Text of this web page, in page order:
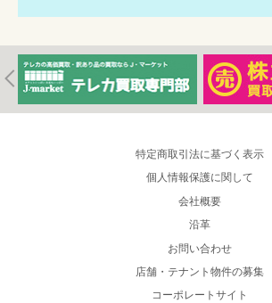
特定商取引法に基づく表示
個人情報保護に関して
会社概要
沿革
お問い合わせ
店舗・テナント物件の募集
コーポレートサイト